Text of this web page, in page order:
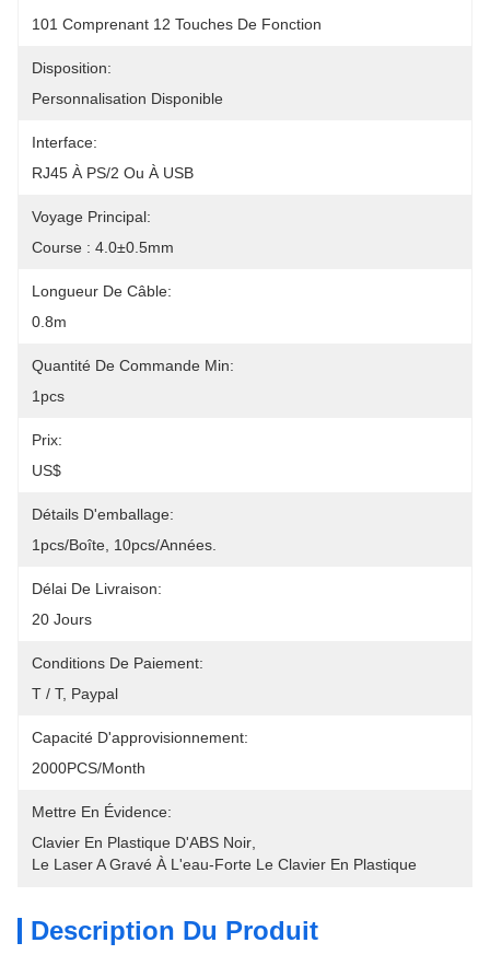
101 Comprenant 12 Touches De Fonction
Disposition:
Personnalisation Disponible
Interface:
RJ45 À PS/2 Ou À USB
Voyage Principal:
Course : 4.0±0.5mm
Longueur De Câble:
0.8m
Quantité De Commande Min:
1pcs
Prix:
US$
Détails D'emballage:
1pcs/boîte, 10pcs/années.
Délai De Livraison:
20 Jours
Conditions De Paiement:
T / T, Paypal
Capacité D'approvisionnement:
2000PCS/month
Mettre En Évidence:
Clavier En Plastique D'ABS Noir
Le Laser A Gravé À L'eau-Forte Le Clavier En Plastique
Description Du Produit